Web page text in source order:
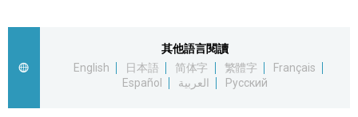
其他語言閱讀
English
日本語 简体字 繁體字
Français
Español
العربية Русский